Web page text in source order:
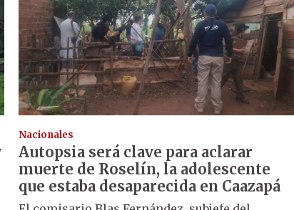
Nacionales
Autopsia será clave para aclarar
muerte de Roselín, la adolescente
que estaba desaparecida en Caazapá